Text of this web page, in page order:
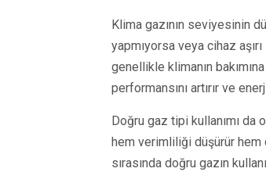
Klima gazının seviyesinin
yapmıyorsa veya cihaz
genellikle klimanın
performansını artırır ve
Doğru gaz tipi kullanımı da
hem verimliliği düşürür hem
sırasında doğru gazın